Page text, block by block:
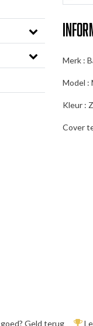
Merk :
Model :
Kleur :
Cover
Geld terug